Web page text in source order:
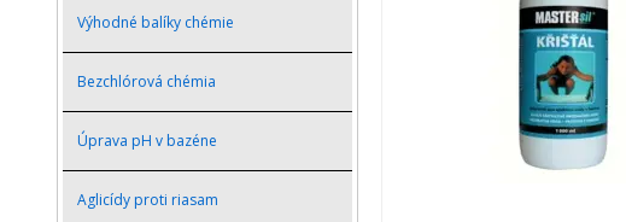
Výhodné balíky chémie
Bezchlórová chémia
Úprava pH v bazéne
Aglicídy proti riasam